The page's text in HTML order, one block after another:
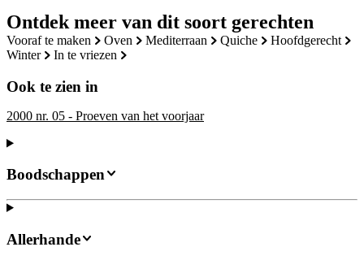
Ontdek meer van dit soort gerechten
vooraf te maken oven mediterraan quiche
hoofdgerecht
winter
in te vriezen
Ook te zien in
2000 nr. 05 - Proeven van het voorjaar
Boodschappen
Allerhande